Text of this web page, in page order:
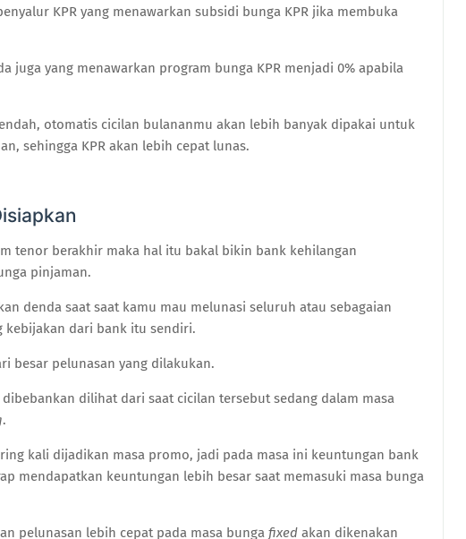
KPR yang menawarkan subsidi bunga KPR jika membuka
juga yang menawarkan program bunga KPR menjadi 0% apabila
otomatis cicilan bulananmu akan lebih banyak dipakai untuk
sehingga KPR akan lebih cepat lunas.
tenor berakhir maka hal itu bakal bikin bank kehilangan
pinjaman.
denda saat saat kamu mau melunasi seluruh atau sebagaian
kebijakan dari bank itu sendiri.
besar pelunasan yang dilakukan.
dilihat dari saat cicilan tersebut sedang dalam masa
.
kali dijadikan masa promo, jadi pada masa ini keuntungan bank
mendapatkan keuntungan lebih besar saat memasuki masa bunga
pelunasan lebih cepat pada masa bunga fixed akan dikenakan